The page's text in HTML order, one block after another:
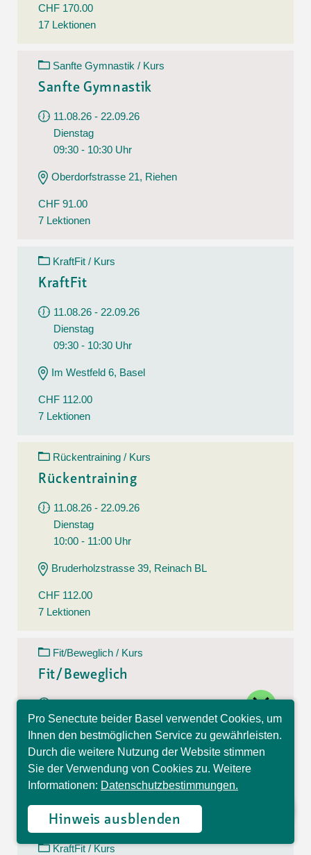
CHF 170.00
17 Lektionen
Sanfte Gymnastik / Kurs
Sanfte Gymnastik
11.08.26 - 22.09.26
Dienstag
09:30 - 10:30 Uhr
Oberdorfstrasse 21, Riehen
CHF 91.00
7 Lektionen
KraftFit / Kurs
KraftFit
11.08.26 - 22.09.26
Dienstag
09:30 - 10:30 Uhr
Im Westfeld 6, Basel
CHF 112.00
7 Lektionen
Rückentraining / Kurs
Rückentraining
11.08.26 - 22.09.26
Dienstag
10:00 - 11:00 Uhr
Bruderholzstrasse 39, Reinach BL
CHF 112.00
7 Lektionen
Fit/Beweglich / Kurs
Fit/Beweglich
11.08.26 - 22.09.26
Dienstag
10:30 - 11:30 Uhr
Belchenstrasse 15, Basel
CHF 112.00
7 Lektionen
KraftFit / Kurs
Pro Senectute beider Basel verwendet Cookies, um
Ihnen den bestmöglichen Service zu gewährleisten.
Durch die weitere Nutzung der Website stimmen
Sie der Verwendung von Cookies zu. Weitere
Informationen: Datenschutzbestimmungen.
Hinweis ausblenden
Hallo, ich bin Sophia und
beantworte gerne Ihre
Fragen.
close